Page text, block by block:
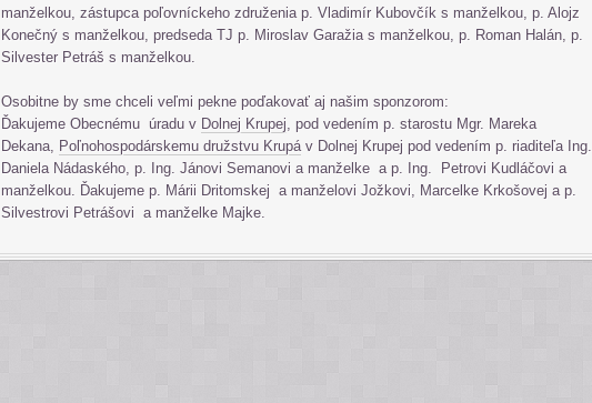
manželkou, zástupca poľovníckeho združenia p. Vladimír Kubovčík s manželkou, p. Alojz
Konečný s manželkou, predseda TJ p. Miroslav Garažia s manželkou, p. Roman Halán, p.
Silvester Petráš s manželkou.
Osobitne by sme chceli veľmi pekne poďakovať aj našim sponzorom:
Ďakujeme Obecnému úradu v Dolnej Krupej, pod vedením p. starostu Mgr. Mareka
Dekana, Poľnohospodárskemu družstvu Krupáv Dolnej Krupej pod vedením p. riaditeľa Ing.
Daniela Nádaského, p. Ing. Jánovi Semanovi a manželke a p. Ing. Petrovi Kudláčovi a
manželkou. Ďakujeme p. Márii Dritomskej a manželovi Jožkovi, Marcelke Krkošovej a p.
Silvestrovi Petrášovi a manželke Majke.